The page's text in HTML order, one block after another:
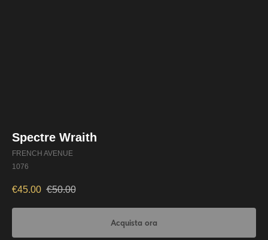
Spectre Wraith
FRENCH AVENUE
1076
€45.00 €50.00
Acquista ora